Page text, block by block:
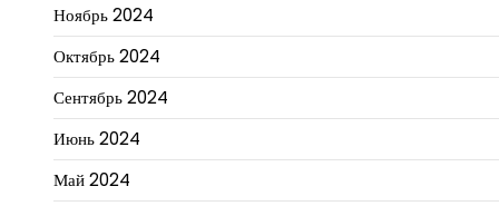
Ноябрь 2024
Октябрь 2024
Сентябрь 2024
Июнь 2024
Май 2024